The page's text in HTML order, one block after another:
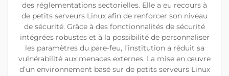
des réglementations sectorielles. Elle a eu recours à
de petits serveurs Linux afin de renforcer son niveau
de sécurité. Grâce à des fonctionnalités de sécurité
intégrées robustes et à la possibilité de personnaliser
les paramètres du pare-feu, l’institution a réduit sa
vulnérabilité aux menaces externes. La mise en œuvre
d’un environnement basé sur de petits serveurs Linux